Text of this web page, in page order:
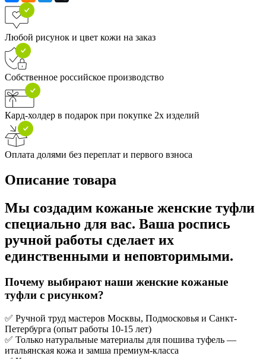
Любой рисунок и цвет кожи на заказ
Собственное российское производство
Кард-холдер в подарок при покупке 2х изделий
Оплата долями без переплат и первого взноса
Описание товара
Мы создадим кожаные женские туфли
специально для вас. Ваша роспись
ручной работы сделает их
единственными и неповторимыми.
Почему выбирают наши женские кожаные
туфли с рисунком?
✅ Ручной труд мастеров Москвы, Подмосковья и Санкт-
Петербурга (опыт работы 10-15 лет)
✅ Только натуральные материалы для пошива туфель —
итальянская кожа и замша премиум-класса